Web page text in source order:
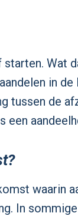
Wat
in de
tussen de
een
waarin
In